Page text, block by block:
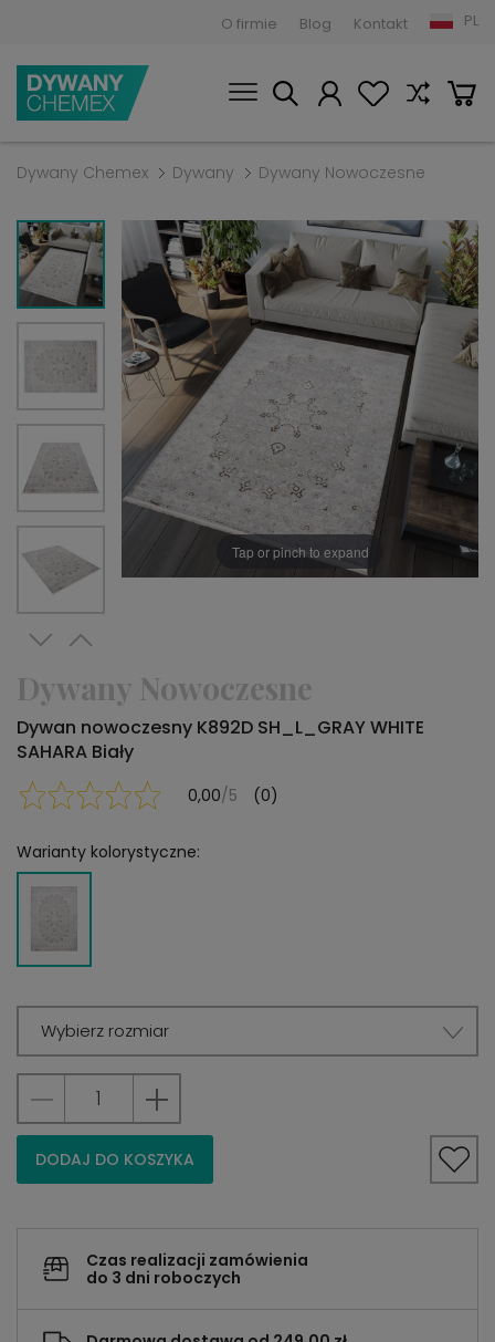
O firmie Blog Kontakt PL
Dywany Chemex Dywany Dywany Nowoczesne
Tap or pinch to expand
Dywany Nowoczesne
Dywan nowoczesny K892D SH_L_GRAY WHITE
SAHARA Biały
0,00/5 (0)
Warianty kolorystyczne:
Wybierz rozmiar
DODAJ DO KOSZYKA
Czas realizacji zamówienia
do 3 dni roboczych